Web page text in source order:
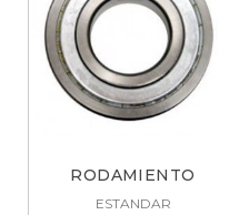
RODAMIENTO
LAVADORAS 6305ZZ
ESTANDAR